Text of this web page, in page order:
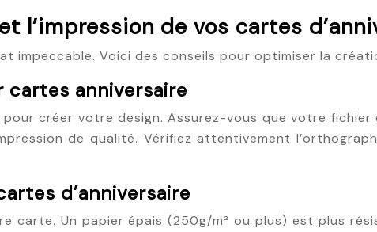
l’impression de vos cartes
impeccable. Voici des conseils pour optimiser la
cartes anniversaire
créer votre design. Assurez-vous que votre
de qualité. Vérifiez attentivement
d’anniversaire
carte. Un papier épais (250g/m² ou plus) est plus